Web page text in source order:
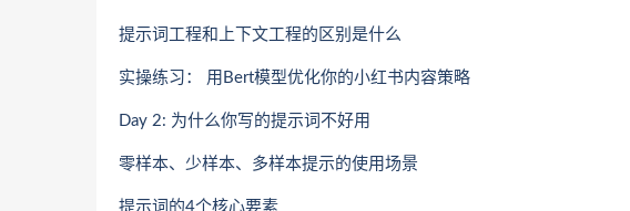
提示词工程和上下文工程的区别是什么
实操练习： 用Bert模型优化你的小红书内容策略
Day 2: 为什么你写的提示词不好用
零样本、少样本、多样本提示的使用场景
提示词的4个核心要素